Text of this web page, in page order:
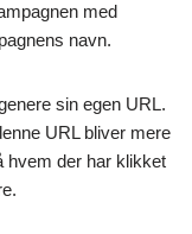
med
navn.
sin egen URL.
URL bliver mere
hvem der har klikket